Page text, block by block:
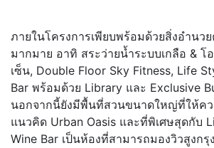
ภายในโครงการเพียบพร้อมด้วยสิ่งอำนว
มากมาย อาทิ สระว่ายน้ำระบบเกลือ & โ
เซ็น, Double Floor Sky Fitness, Life
Bar พร้อมด้วย Library และ Exclusive
นอกจากนี้ยังมีพื้นที่สวนขนาดใหญ่ที่ให้ค
แนวคิด Urban Oasis และที่พิเศษสุดกับ
Wine Bar เป็นห้องที่สามารถมองวิวสูงกรุ